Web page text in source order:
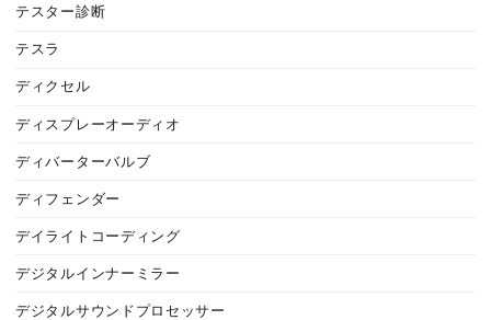
テスター診断
テスラ
ディクセル
ディスプレーオーディオ
ディバーターバルブ
ディフェンダー
デイライトコーディング
デジタルインナーミラー
デジタルサウンドプロセッサー